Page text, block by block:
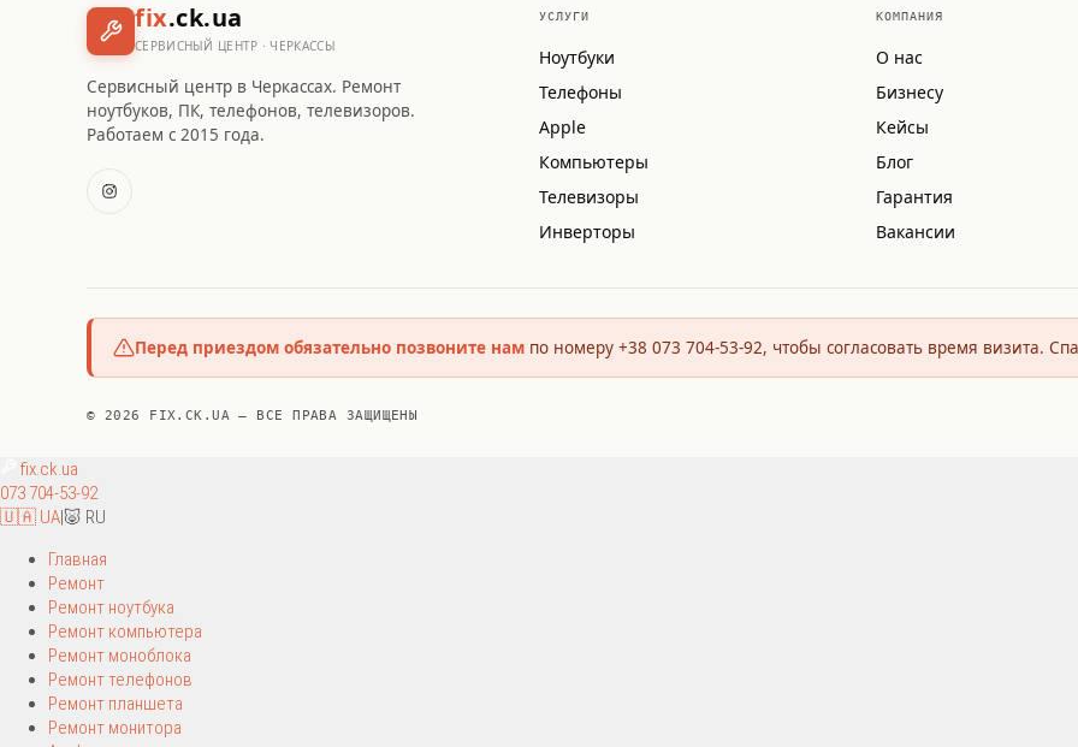
fix.ck.ua
СЕРВИСНЫЙ ЦЕНТР · ЧЕРКАССЫ
Сервисный центр в Черкассах. Ремонт
ноутбуков, ПК, телефонов, телевизоров.
Работаем с 2015 года.
УСЛУГИ
Ноутбуки
Телефоны
Apple
Компьютеры
Телевизоры
Инверторы
КОМПАНИЯ
О нас
Бизнесу
Кейсы
Блог
Гарантия
Вакансии
Перед приездом обязательно позвоните нам по номеру +38 073 704-53-92, чтобы согласовать время визита.
© 2026 FIX.CK.UA — ВСЕ ПРАВА ЗАЩИЩЕНЫ
fix.ck.ua
073 704-53-92
🇺🇦 UA|🐷 RU
Главная
Ремонт
Ремонт ноутбука
Ремонт компьютера
Ремонт моноблока
Ремонт телефонов
Ремонт планшета
Ремонт монитора